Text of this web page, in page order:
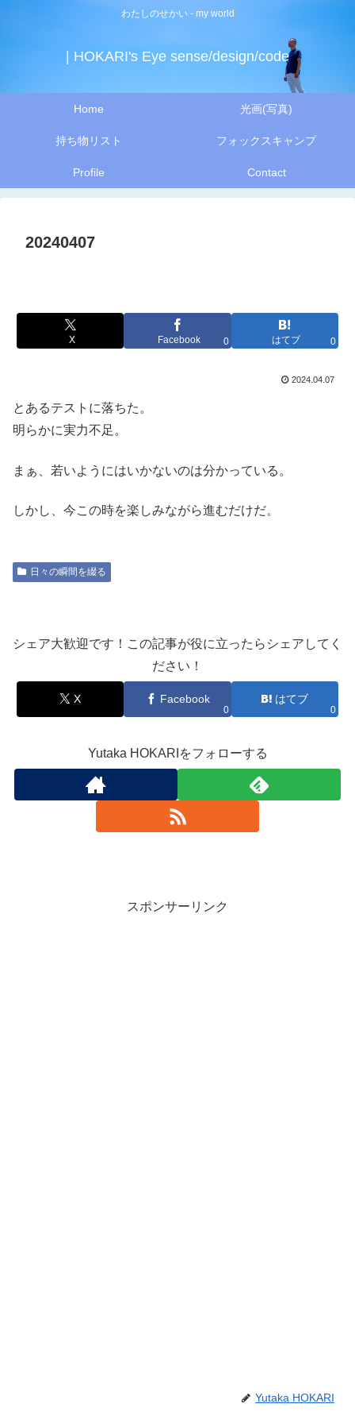
わたしのせかい - my world
| HOKARI's Eye sense/design/code
Home 光画(写真)
持ち物リスト フォックスキャンプ
Profile Contact
20240407
X Facebook 0 はてブ 0
2024.04.07
とあるテストに落ちた。
明らかに実力不足。
まぁ、若いようにはいかないのは分かっている。
しかし、今この時を楽しみながら進むだけだ。
日々の瞬間を綴る
シェア大歓迎です！この記事が役に立ったらシェアしてく
ださい！
X Facebook
0
はてブ
0
Yutaka HOKARIをフォローする
スポンサーリンク
Yutaka HOKARI